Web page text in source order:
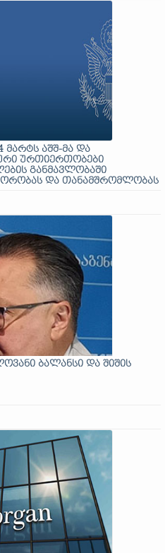
მარტს აშშ-მა და
ურთიერთობები
განმავლობაში
და თანამშრომლობას
ბალანსი და შიშის